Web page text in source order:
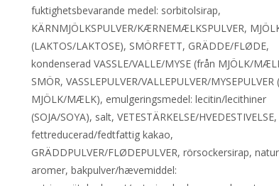
fuktighetsbevarande medel: sorbitolsirap,
KÄRNMJÖLKSPULVER/KÆRNEMÆLKSPULVER,
(LAKTOS/LAKTOSE), SMÖRFETT, GRÄDDE/FLØDE,
kondenserad VASSLE/VALLE/MYSE (från MJÖLK/
SMÖR, VASSLEPULVER/VALLEPULVER/MYSEPULVER
MJÖLK/MÆLK), emulgeringsmedel: lecitin/lecithiner
(SOJA/SOYA), salt, VETESTÄRKELSE/HVEDESTIVELSE,
fettreducerad/fedtfattig kakao,
GRÄDDPULVER/FLØDEPULVER, rörsockersirap,
aromer, bakpulver/hævemiddel: